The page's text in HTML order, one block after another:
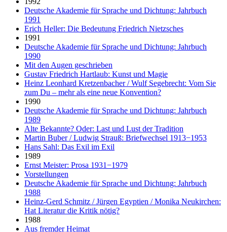
Deutsche Akademie für Sprache und Dichtung: Jahrbuch
1991
Erich Heller: Die Bedeutung Friedrich Nietzsches
1991
Deutsche Akademie für Sprache und Dichtung: Jahrbuch
1990
Mit den Augen geschrieben
Gustav Friedrich Hartlaub: Kunst und Magie
Heinz Leonhard Kretzenbacher / Wulf Segebrecht: Vom Sie
zum Du – mehr als eine neue Konvention?
1990
Deutsche Akademie für Sprache und Dichtung: Jahrbuch
1989
Alte Bekannte? Oder: Last und Lust der Tradition
Martin Buber / Ludwig Strauß: Briefwechsel 1913−1953
Hans Sahl: Das Exil im Exil
1989
Ernst Meister: Prosa 1931−1979
Vorstellungen
Deutsche Akademie für Sprache und Dichtung: Jahrbuch
1988
Heinz-Gerd Schmitz / Jürgen Egyptien / Monika Neukirchen:
Hat Literatur die Kritik nötig?
1988
Aus fremder Heimat